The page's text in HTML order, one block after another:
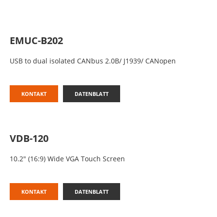
EMUC-B202
USB to dual isolated CANbus 2.0B/ J1939/ CANopen
KONTAKT DATENBLATT
VDB-120
10.2″ (16:9) Wide VGA Touch Screen
KONTAKT DATENBLATT